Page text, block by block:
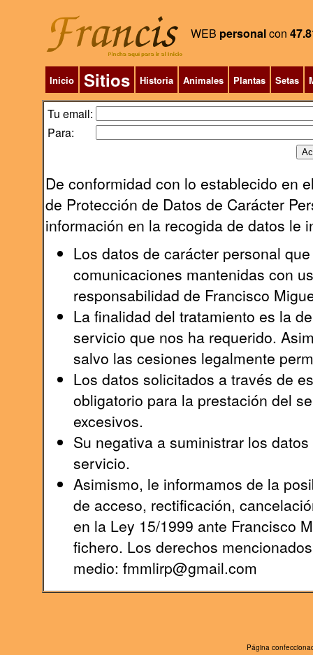
WEB personalcon
Inicio Sitios Historia Animales Plantas Setas
Tu email:
Para:
De conformidad con lo establecido en
de Protección de Datos de Carácter
información en la recogida de datos le
Los datos de carácter personal
comunicaciones mantenidas con
responsabilidad de Francisco
La finalidad del tratamiento es la
servicio que nos ha requerido.
salvo las cesiones legalmente
Los datos solicitados a través de
obligatorio para la prestación del
excesivos.
Su negativa a suministrar los
servicio.
Asimismo, le informamos de la
de acceso, rectificación,
en la Ley 15/1999 ante Francisco
fichero. Los derechos
medio: fmmlirp@gmail.com
Página